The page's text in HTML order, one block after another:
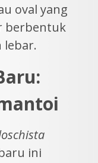
oval yang
berbentuk
lebar.
ini